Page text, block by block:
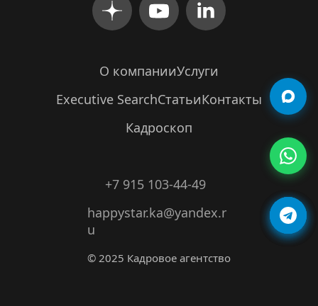
О компанииУслуги
Executive SearchСтатьиКонтакты
Кадроскоп
© 2025 Кадровое агентство
+7 915 103-44-49
happystar.ka@yandex.r
u